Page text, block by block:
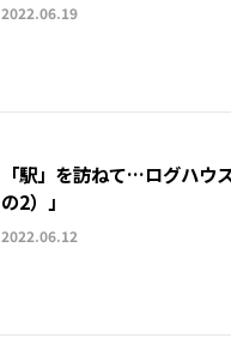
2022.06.19
「駅」を訪ねて…ログハウ
の2）」
2022.06.12